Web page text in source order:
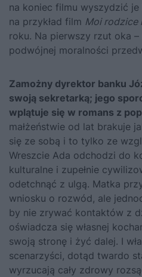
na koniec filmu wyszydzić
na przykład film Moi rodzice
roku. Na pierwszy rzut oka
podwójnej moralności
Zamożny dyrektor banku
swoją sekretarką; jego
wplątuje się w romans z
małżeństwie od lat brakuje
się ze sobą i to tylko ze
Wreszcie Ada odchodzi do
kulturalne i zupełnie
odetchnąć z ulgą. Matka
wniosku o rozwód, ale
by nie zrywać kontaktów z
oświadcza się własnej
swoją stronę i żyć dalej. I
scenarzyści, dotąd twardo
wyrzucają cały zdrowy